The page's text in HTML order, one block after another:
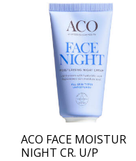
ACO FACE MOISTUR
NIGHT CR. U/P